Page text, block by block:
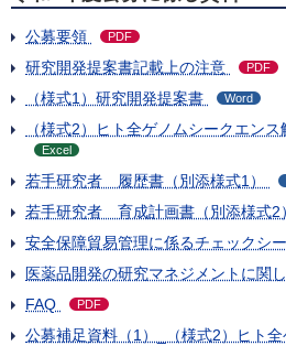
公募要領 PDF
研究開発提案書記載上の注意 PDF
（様式1）研究開発提案書 Word
（様式2）ヒト全ゲノムシークエン
Excel
若手研究者 履歴書（別添様式1）
若手研究者 育成計画書（別添様式2
安全保障貿易管理に係るチェックシ
医薬品開発の研究マネジメントに関
FAQ
PDF
公募補足資料（1）_（様式2）ヒト